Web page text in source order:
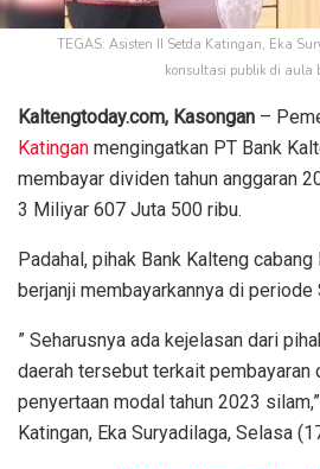
TEGAS: Asisten II Setda Katingan, Eka
konsultasi publik di aula
Kaltengtoday.com, Kasongan –
Katingan mengingatkan PT Bank
membayar dividen tahun anggaran
3 Miliyar 607 Juta 500 ribu.
Padahal, pihak Bank Kalteng
berjanji membayarkannya di
” Seharusnya ada kejelasan dari
daerah tersebut terkait pembayaran
penyertaan modal tahun 2023
Katingan, Eka Suryadilaga, Selasa